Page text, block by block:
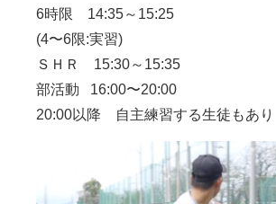
6時限 14:35～15:25
(4〜6限:実習)
ＳＨＲ 15:30～15:35
部活動 16:00〜20:00
20:00以降 自主練習する生徒もあり